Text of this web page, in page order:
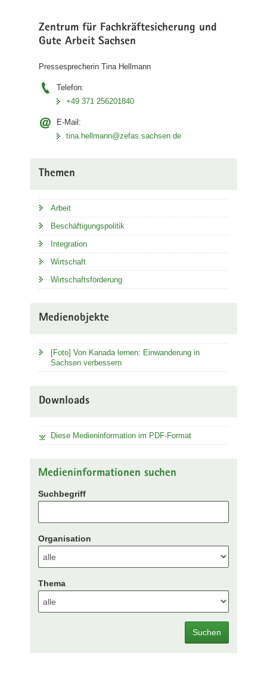
Zentrum für Fachkräftesicherung und
Gute Arbeit Sachsen
Pressesprecherin Tina Hellmann
Telefon:
+49 371 256201840
E-Mail:
tina.hellmann@zefas.sachsen.de
Themen
Arbeit
Beschäftigungspolitik
Integration
Wirtschaft
Wirtschaftsförderung
Medienobjekte
[Foto] Von Kanada lernen: Einwanderung in
Sachsen verbessern
Downloads
Diese Medieninformation im PDF-Format
Medieninformationen suchen
Suchbegriff
Organisation
Thema
Suchen